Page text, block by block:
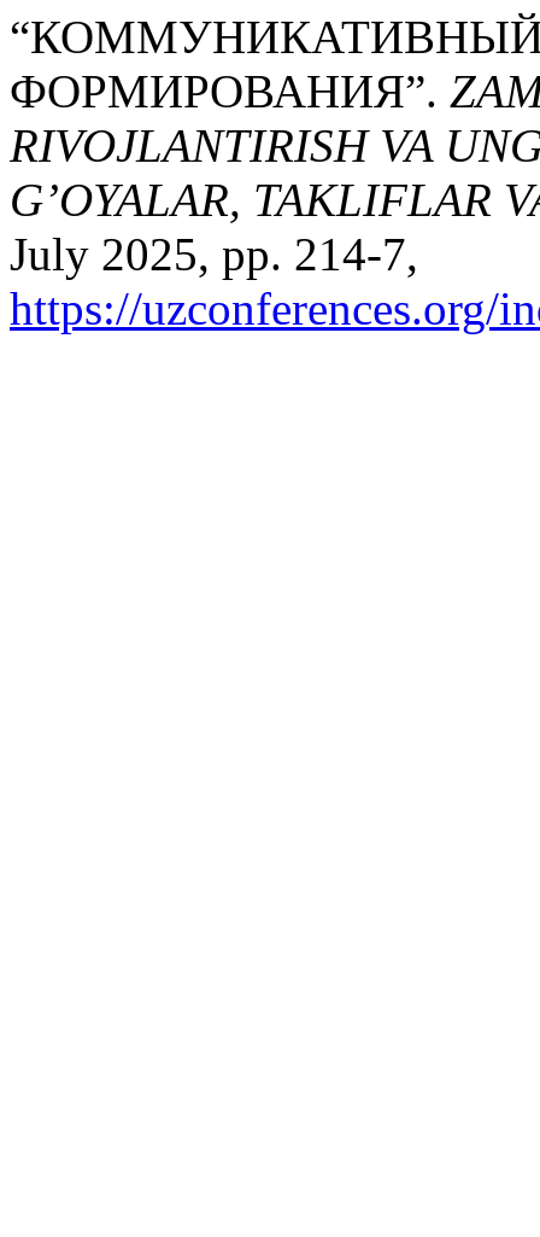
ФОРМИРОВАНИЯ”.
RIVOJLANTIRISH VA
G’OYALAR, TAKLIFLAR
July 2025, pp. 214-7,
https://uzconferences.org/